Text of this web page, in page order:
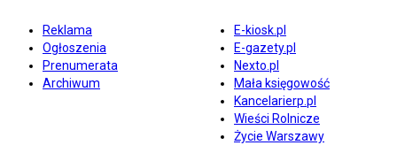
Reklama
Ogłoszenia
Prenumerata
Archiwum
E-kiosk.pl
E-gazety.pl
Nexto.pl
Mała księgowość
Kancelarierp.pl
Wieści Rolnicze
Życie Warszawy